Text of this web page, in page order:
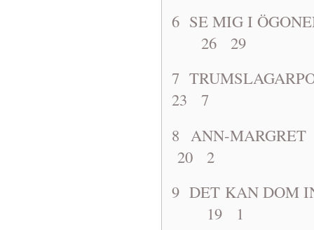
6 SE MIG I
26 29
7
23 7
8 ANN-
20 2
9 DET KAN
19 1